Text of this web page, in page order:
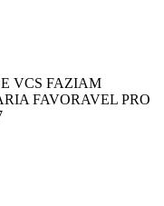
VCS FAZIAM
FAVORAVEL PRO